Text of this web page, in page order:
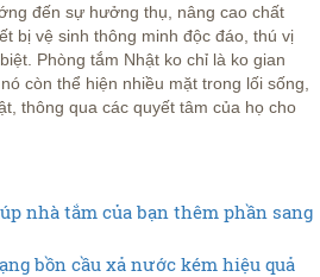
đến sự hưởng thụ, nâng cao chất
bị vệ sinh thông minh độc đáo, thú vị
Phòng tắm Nhật ko chỉ là ko gian
còn thể hiện nhiều mặt trong lối sống,
thông qua các quyết tâm của họ cho
nhà tắm của bạn thêm phần sang
bồn cầu xả nước kém hiệu quả